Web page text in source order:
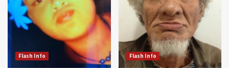
Flash Info Flash Info